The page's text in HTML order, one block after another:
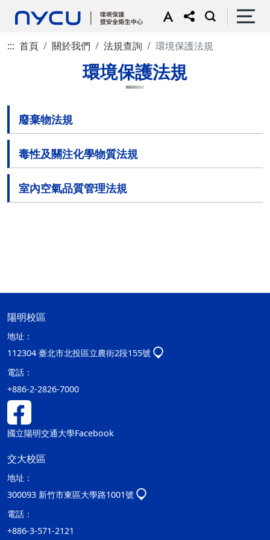
::: 首頁 關於我們 法規查詢 環境保護法規
環境保護法規
廢棄物法規
毒性及關注化學物質法規
室內空氣品質管理法規
陽明校區
地址：
112304 臺北市北投區立農街2段155號
電話：
+886-2-2826-7000
國立陽明交通大學Facebook
交大校區
地址：
300093 新竹市東區大學路1001號
電話：
+886-3-571-2121